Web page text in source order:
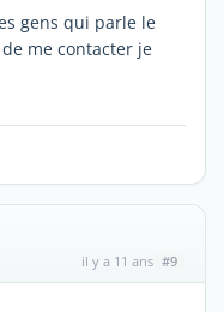
gens qui parle le
me contacter je
il y a 11 ans #9